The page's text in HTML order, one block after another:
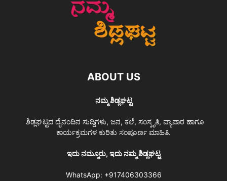
ABOUT US
ನಮ್ಮ ಶಿಡ್ಲಘಟ್ಟ
ಶಿಡ್ಲಘಟ್ಟದ ದೈನಂದಿನ ಸುದ್ದಿಗಳು, ಜನ, ಕಲೆ, ಸಂಸ್ಕೃತಿ, ವ್ಯಾಪಾರ ಹಾಗೂ
ಕಾರ್ಯಕ್ರಮಗಳ ಕುರಿತು ಸಂಪೂರ್ಣ ಮಾಹಿತಿ.
ಇದು ನಮ್ಮೂರು, ಇದು ನಮ್ಮ ಶಿಡ್ಲಘಟ್ಟ
WhatsApp: +917406303366